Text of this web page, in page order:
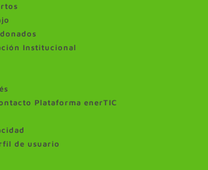
Institucional
Plataforma enerTIC
de usuario